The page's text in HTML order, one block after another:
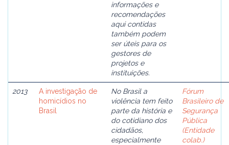
informações e
recomendações
aqui contidas
também podem
ser úteis para os
gestores de
projetos e
instituições.
2013
A investigação de
homicídios no
Brasil
No Brasil a
violência tem feito
parte da história e
do cotidiano dos
cidadãos,
especialmente
Fórum
Brasileiro de
Segurança
Pública
(Entidade
colab.)